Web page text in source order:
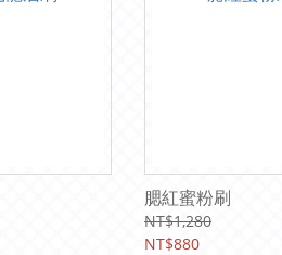
腮紅蜜粉刷
NT$1,280
NT$880